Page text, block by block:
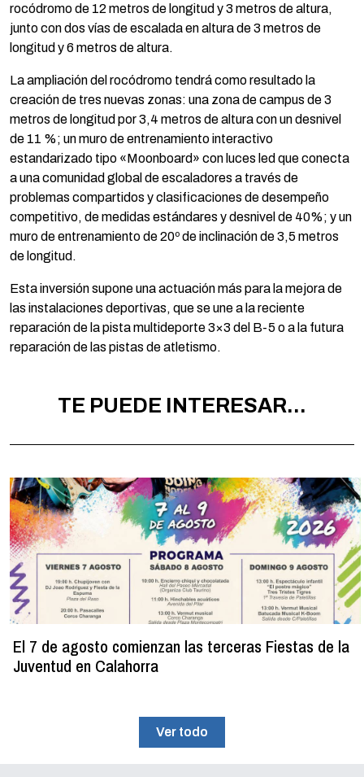
rocódromo de 12 metros de longitud y 3 metros de altura,
junto con dos vías de escalada en altura de 3 metros de
longitud y 6 metros de altura.
La ampliación del rocódromo tendrá como resultado la
creación de tres nuevas zonas: una zona de campus de 3
metros de longitud por 3,4 metros de altura con un desnivel
de 11 %; un muro de entrenamiento interactivo
estandarizado tipo «Moonboard» con luces led que conecta
a una comunidad global de escaladores a través de
problemas compartidos y clasificaciones de desempeño
competitivo, de medidas estándares y desnivel de 40%; y un
muro de entrenamiento de 20º de inclinación de 3,5 metros
de longitud.
Esta inversión supone una actuación más para la mejora de
las instalaciones deportivas, que se une a la reciente
reparación de la pista multideporte 3×3 del B-5 o a la futura
reparación de las pistas de atletismo.
TE PUEDE INTERESAR...
El 7 de agosto comienzan las terceras Fiestas de la
Juventud en Calahorra
Ver todo